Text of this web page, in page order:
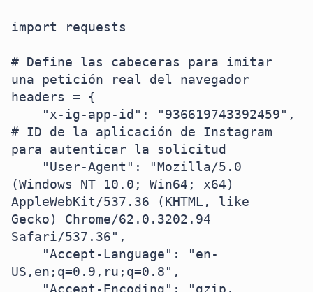
import requests
# Define las cabeceras para imitar
una petición real del navegador
headers = {
# ID de la aplicación de Instagram
para autenticar la solicitud
(Windows NT 10.0; Win64; x64)
AppleWebKit/537.36 (KHTML, like
Gecko) Chrome/62.0.3202.94
Safari/537.36",
US,en;q=0.9,ru;q=0.8",